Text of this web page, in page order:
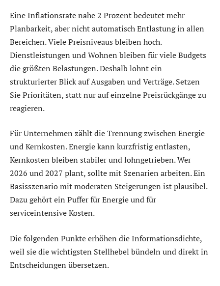
Eine Inflationsrate nahe 2 Prozent bedeutet mehr
Planbarkeit, aber nicht automatisch Entlastung in allen
Bereichen. Viele Preisniveaus bleiben hoch.
Dienstleistungen und Wohnen bleiben für viele Budgets
die größten Belastungen. Deshalb lohnt ein
strukturierter Blick auf Ausgaben und Verträge. Setzen
Sie Prioritäten, statt nur auf einzelne Preisrückgänge zu
reagieren.
Für Unternehmen zählt die Trennung zwischen Energie
und Kernkosten. Energie kann kurzfristig entlasten,
Kernkosten bleiben stabiler und lohngetrieben. Wer
2026 und 2027 plant, sollte mit Szenarien arbeiten. Ein
Basisszenario mit moderaten Steigerungen ist plausibel.
Dazu gehört ein Puffer für Energie und für
serviceintensive Kosten.
Die folgenden Punkte erhöhen die Informationsdichte,
weil sie die wichtigsten Stellhebel bündeln und direkt in
Entscheidungen übersetzen.